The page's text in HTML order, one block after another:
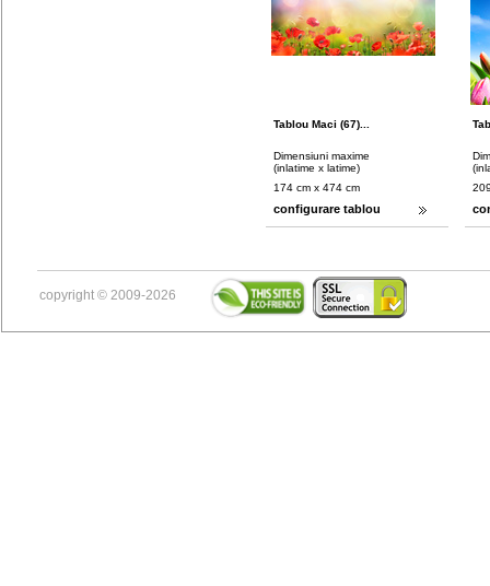
Tablou Maci (67)...
Dimensiuni maxime
(inlatime x latime)
174 cm x 474 cm
configurare tablou
copyright © 2009-2026